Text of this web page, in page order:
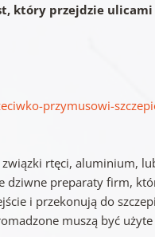
który przejdzie ulicami
przymusowi-
związki rtęci, aluminium,
dziwne preparaty firm,
i przekonują do
muszą być